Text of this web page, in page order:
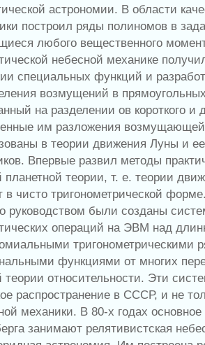
астрономии. В области
построил ряды полиномов в
любого вещественного
небесной механике
специальных функций и
возмущений в
на разделении ов короткого и
им разложения
в теории движения Луны и
Впервые развил методы
теории, т. е. теории
в чисто тригонометрической
руководством были созданы
операций на ЭВМ над
тригонометрическими
функциями от многих
относительности. Эти
распространение в СССР, и не
механики. В 80-х годах
занимают релятивистская